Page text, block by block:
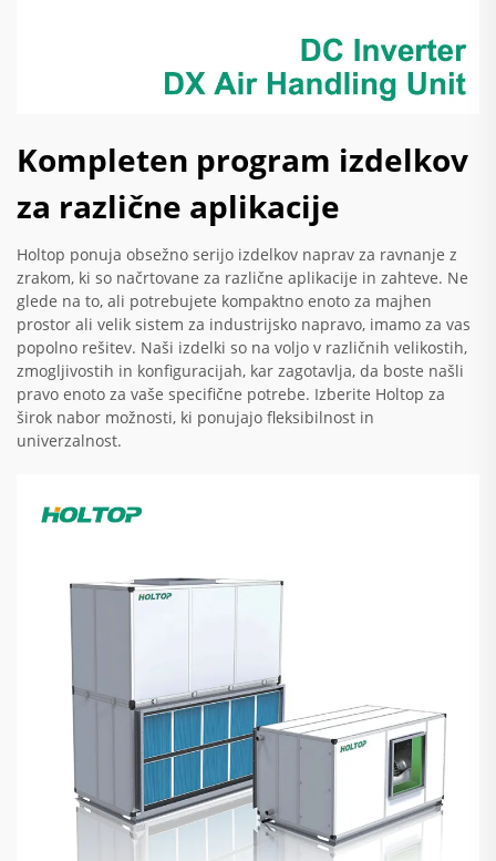
Kompleten program izdelkov
za različne aplikacije
Holtop ponuja obsežno serijo izdelkov naprav za ravnanje z
zrakom, ki so načrtovane za različne aplikacije in zahteve. Ne
glede na to, ali potrebujete kompaktno enoto za majhen
prostor ali velik sistem za industrijsko napravo, imamo za vas
popolno rešitev. Naši izdelki so na voljo v različnih velikostih,
zmogljivostih in konfiguracijah, kar zagotavlja, da boste našli
pravo enoto za vaše specifične potrebe. Izberite Holtop za
širok nabor možnosti, ki ponujajo fleksibilnost in
univerzalnost.